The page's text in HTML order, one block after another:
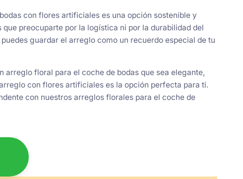
con flores artificiales es una opción sostenible y
preocuparte por la logística ni por la durabilidad del
guardar el arreglo como un recuerdo especial de tu
arreglo floral para el coche de bodas que sea elegante,
con flores artificiales es la opción perfecta para ti.
con nuestros arreglos florales para el coche de